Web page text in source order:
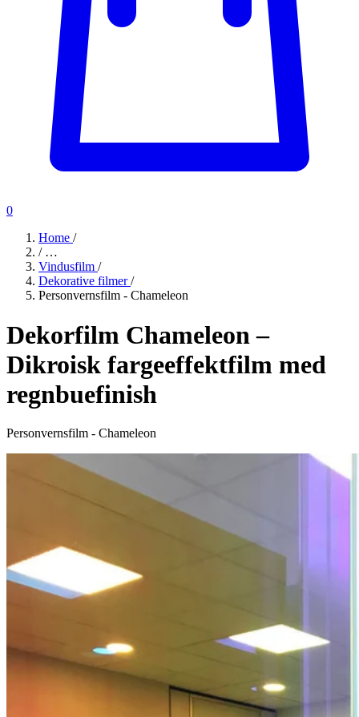
0
Home /
/ …
Vindusfilm /
Dekorative filmer/
Personvernsfilm - Chameleon
Dekorfilm Chameleon –
Dikroisk fargeeffektfilm med
regnbuefinish
Personvernsfilm - Chameleon